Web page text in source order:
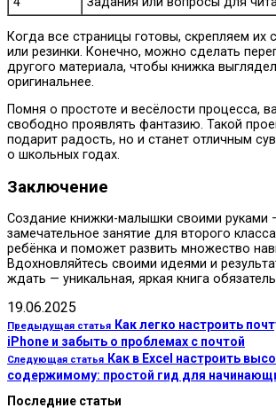
Когда все страницы готовы, скрепляем
или резинки. Конечно, можно сделать
другого материала, чтобы книжка
оригинальнее.
Помня о простоте и весёлости процесса,
свободно проявлять фантазию. Такой
подарит радость, но и станет отличным
о школьных годах.
Заключение
Создание книжки-малышки своими руками
замечательное занятие для второго
ребёнка и поможет развить множество
Вдохновляйтесь своими идеями и
ждать — уникальная, яркая книга
19.06.2025
Предыдущая статья Как легко настроить
iPhone и забыть о проблемах с почтой
Следующая статья Как в Excel настроить
содержимому: простой гид для
Последние статьи